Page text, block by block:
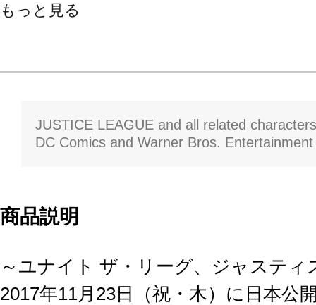
もっと見る
JUSTICE LEAGUE and all related
DC Comics and Warner Bros.
商品説明
～ユナイト ザ・リーグ、ジャスティ
2017年11月23日（祝・木）に日本公